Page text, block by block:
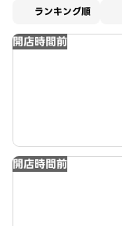
ランキング順
開店時間前
開店時間前